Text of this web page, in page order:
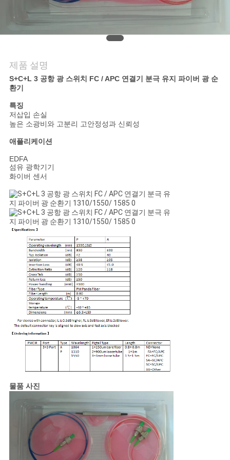
연
락
주
세
요
뉴
스
인
용
문
하
세
사
제품 설명
S+C+L 3 공항 광 스위치 FC / APC 연결기 분극 유지 파이버 광 순
환기
특징
저삽입 손실
높은 소광비와 고분리 고안정성과 신뢰성
애플리케이션
EDFA
섬유 광학기기
화이버 센서
물품 사진